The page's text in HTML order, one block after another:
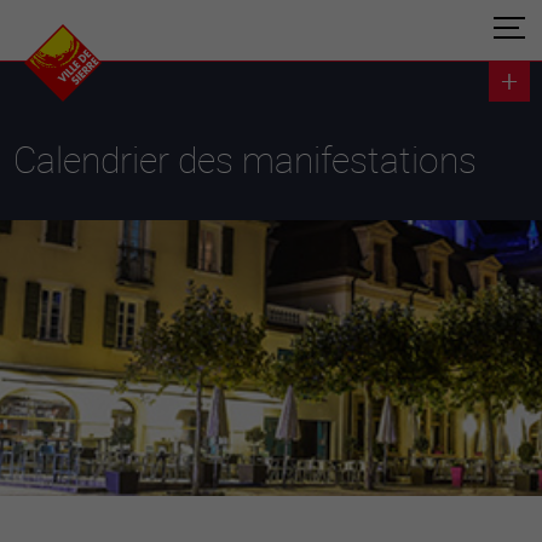
Calendrier des manifestations